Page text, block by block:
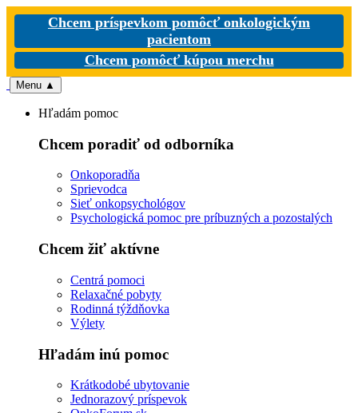
Chcem príspevkom pomôcť onkologickým
pacientom
Chcem pomôcť kúpou merchu
Menu ▲
Hľadám pomoc
Chcem poradiť od odborníka
Onkoporadňa
Sprievodca
Sieť onkopsychológov
Psychologická pomoc pre príbuzných a pozostalých
Chcem žiť aktívne
Centrá pomoci
Relaxačné pobyty
Rodinná týždňovka
Výlety
Hľadám inú pomoc
Krátkodobé ubytovanie
Jednorazový príspevok